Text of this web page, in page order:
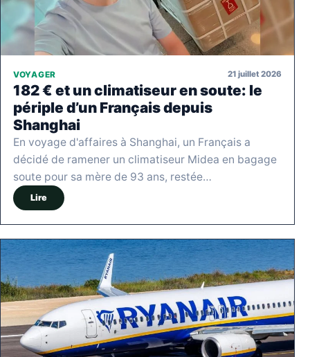
VOYAGER 21 juillet 2026
182 € et un climatiseur en soute: le
périple d’un Français depuis
Shanghai
En voyage d'affaires à Shanghai, un Français a
décidé de ramener un climatiseur Midea en bagage
soute pour sa mère de 93 ans, restée…
Lire